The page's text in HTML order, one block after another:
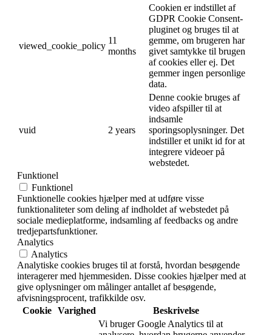
viewed_cookie_policy
11
months
Cookien er indstillet af
GDPR Cookie Consent-
pluginet og bruges til at
gemme, om brugeren har
givet samtykke til brugen
af cookies eller ej. Det
gemmer ingen personlige
data.
vuid 2 years
Denne cookie bruges af
video afspiller til at
indsamle
sporingsoplysninger. Det
indstiller et unikt id for at
integrere videoer på
webstedet.
Funktionel
Funktionel
Funktionelle cookies hjælper med at udføre visse
funktionaliteter som deling af indholdet af webstedet på
sociale medieplatforme, indsamling af feedbacks og andre
tredjepartsfunktioner.
Analytics
Analytics
Analytiske cookies bruges til at forstå, hvordan besøgende
interagerer med hjemmesiden. Disse cookies hjælper med at
give oplysninger om målinger antallet af besøgende,
afvisningsprocent, trafikkilde osv.
Cookie Varighed
Beskrivelse
Vi bruger Google Analytics til at